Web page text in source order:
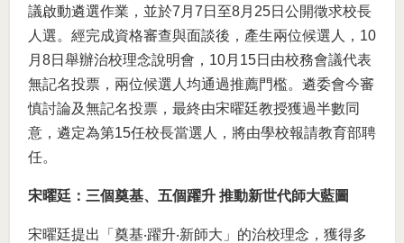
議啟動遴選作業，並於7月7日至8月25日公開徵求校長
人選。經完成資格審查與面談後，產生兩位候選人，10
月8日舉辦治校理念說明會，10月15日由校務會議代表
無記名投票，兩位候選人均通過推薦門檻。遴委會今審
慎討論及無記名投票，最終由宋曜廷教授獲過半數同
意，遴定為第15任校長當選人，將由學校報請教育部聘
任。
宋曜廷：三個奠基、五個躍升 推動新世代師大藍圖
宋曜廷提出「奠基‧躍升‧新師大」的治校理念，獲得多